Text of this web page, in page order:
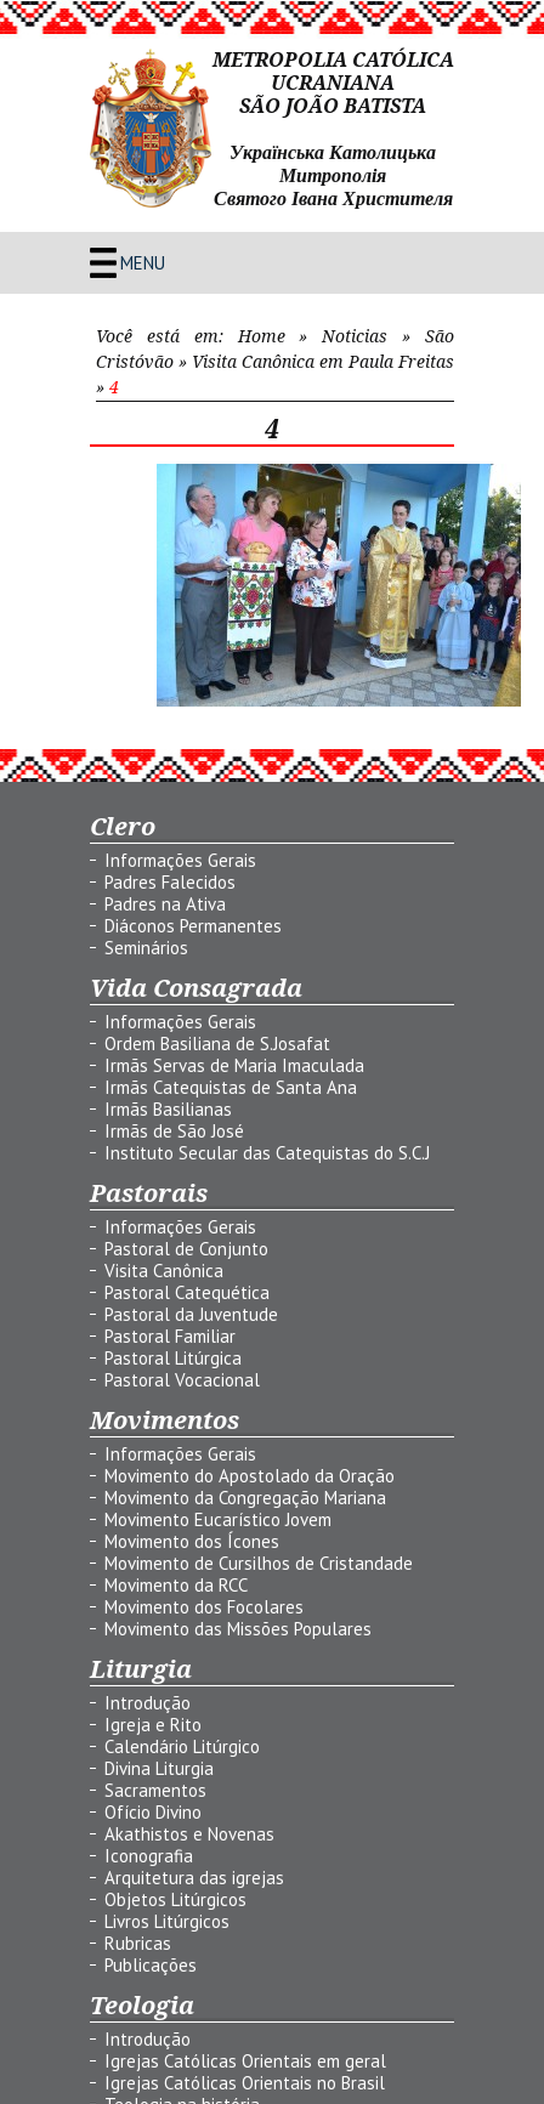
METROPOLIA CATÓLICA
UCRANIANA
SÃO JOÃO BATISTA
Українська Католицька
Митрополія
Святого Івана Христителя
MENU
Você está em: Home» Noticias »São
Cristóvão » Visita Canônica em Paula Freitas
» 4
4
Clero
Informações Gerais
Padres Falecidos
Padres na Ativa
Diáconos Permanentes
Seminários
Vida Consagrada
Informações Gerais
Ordem Basiliana de S.Josafat
Irmãs Servas de Maria Imaculada
Irmãs Catequistas de Santa Ana
Irmãs Basilianas
Irmãs de São José
Instituto Secular das Catequistas do S.C.J
Pastorais
Informações Gerais
Pastoral de Conjunto
Visita Canônica
Pastoral Catequética
Pastoral da Juventude
Pastoral Familiar
Pastoral Litúrgica
Pastoral Vocacional
Movimentos
Informações Gerais
Movimento do Apostolado da Oração
Movimento da Congregação Mariana
Movimento Eucarístico Jovem
Movimento dos Ícones
Movimento de Cursilhos de Cristandade
Movimento da RCC
Movimento dos Focolares
Movimento das Missões Populares
Liturgia
Introdução
Igreja e Rito
Calendário Litúrgico
Divina Liturgia
Sacramentos
Ofício Divino
Akathistos e Novenas
Iconografia
Arquitetura das igrejas
Objetos Litúrgicos
Livros Litúrgicos
Rubricas
Publicações
Teologia
Introdução
Igrejas Católicas Orientais em geral
Igrejas Católicas Orientais no Brasil